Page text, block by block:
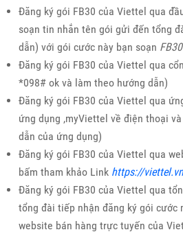
Đăng ký gói FB30 của Viettel qua
soạn tin nhắn tên gói gửi đến tổng
dẫn) với gói cước này bạn soạn
Đăng ký gói FB30 của Viettel qua
*098# ok và làm theo hướng dẫn)
Đăng ký gói FB30 của Viettel qua
ứng dụng ,myViettel về điện thoại
dẫn của ứng dụng)
Đăng ký gói FB30 của Viettel qua
bấm tham khảo Link https://
Đăng ký gói FB30 của Viettel qua
tổng đài tiếp nhận đăng ký gói cước
website bán hàng trực tuyến của